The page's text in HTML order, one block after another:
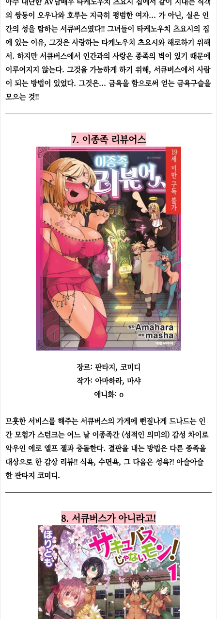
의 쌍둥이 오우나와 호루는 지극히 평범한 여자... 가 아닌, 실은 인
간의 성을 탐하는 서큐버스였다!! 그녀들이 타케노우치 츠요시의 집
에 있는 이유, 그것은 사랑하는 타케노우치 츠요시와 해로하기 위해
서. 하지만 서큐버스에서 인간과의 사랑은 종족의 벽이 있기 때문에
이루어지지 않는다. 그것을 가능하게 하기 위해, 서큐버스에서 사람
이 되는 방법이 있었다. 그것은... 금욕을 함으로써 얻는 금욕구슬을
모으는 것!!
7. 이종족 리뷰어스
장르: 판타지, 코미디
작가: 아마하라, 마샤
애니화: o
므흣한 서비스를 해주는 서큐버스의 가게에 뻔질나게 드나드는 인
간 모험가 스턴크는 어느 날 이종족간 (성적인 의미의) 감성 차이로
악우인 에로 엘프 젤과 충돌한다. 결판을 내는 방법은 다른 종족을
대상으로 한 감상 리뷰!! 식욕, 수면욕, 그 다음은 성욕?! 아슬아슬
한 판타지 코미디.
8. 서큐버스가 아니라고!